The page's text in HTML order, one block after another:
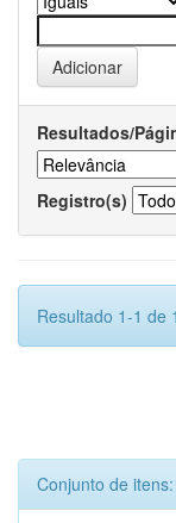
Resultados/
Registro(s)
Resultado 1-1 de
Conjunto de itens: